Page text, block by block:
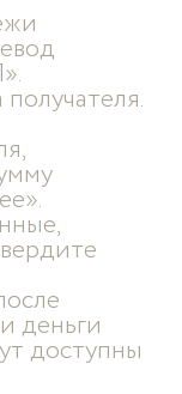
деньги
доступны